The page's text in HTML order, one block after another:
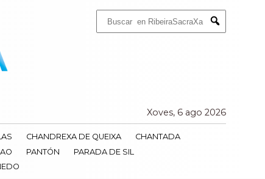
Submit
Xoves, 6 ago 2026
CHANDREXA DE QUEIXA
CHANTADA
PANTÓN
PARADA DE SIL